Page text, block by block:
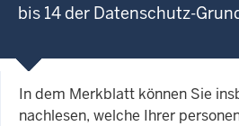
bis 14 der Datenschutz-
In dem Merkblatt können Sie
nachlesen, welche Ihrer